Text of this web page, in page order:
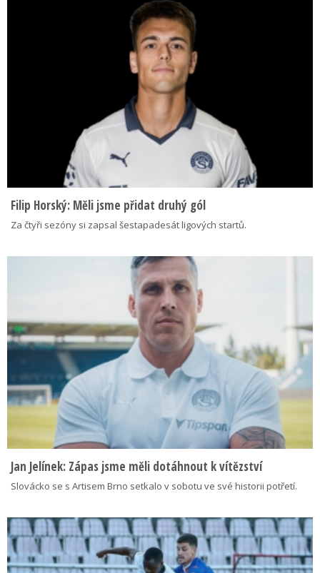
Filip Horský: Měli jsme přidat druhý gól
Za čtyři sezóny si zapsal šestapadesát ligových startů.
Jan Jelínek: Zápas jsme měli dotáhnout k vítězství
Slovácko se s Artisem Brno setkalo v sobotu ve své historii potřetí.